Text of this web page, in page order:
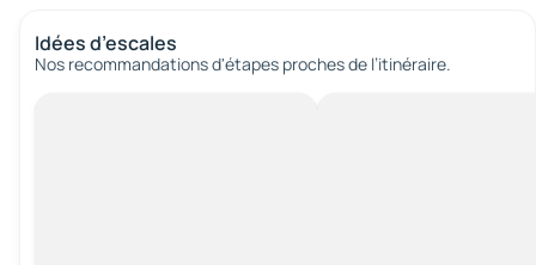
Idées d’escales
Nos recommandations d'étapes proches de l’itinéraire.